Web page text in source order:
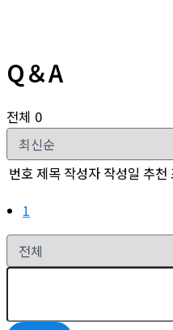
Q＆A
전체 0
번호제목 작성자 작성일 추천
1